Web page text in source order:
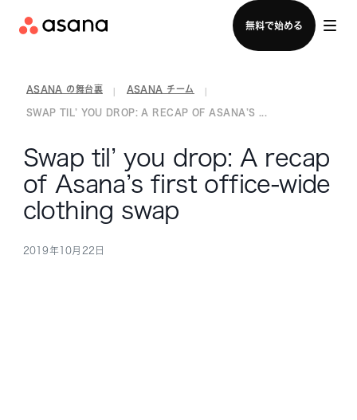
無料で始める
セールスチームに問い合わせる
ASANA の舞台裏 ASANA チーム
SWAP TIL’ YOU DROP: A RECAP OF ASANA’S ...
Swap til’ you drop: A recap
of Asana’s first office-wide
clothing swap
2019年10月22日